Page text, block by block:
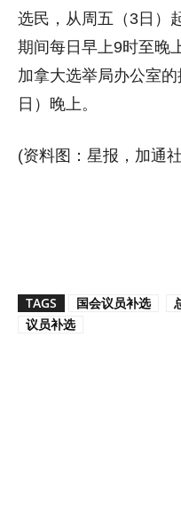
选民，从周五（3日）
期间每日早上9时至晚
加拿大选举局办公室
日）晚上。
(资料图：星报，加通
TAGS 国会议员补选
议员补选